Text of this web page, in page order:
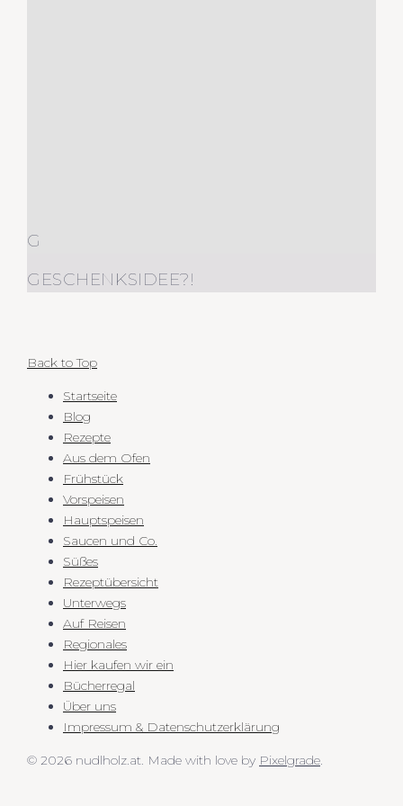
G
GESCHENKSIDEE?!
Back to Top
Startseite
Blog
Rezepte
Aus dem Ofen
Frühstück
Vorspeisen
Hauptspeisen
Saucen und Co.
Süßes
Rezeptübersicht
Unterwegs
Auf Reisen
Regionales
Hier kaufen wir ein
Bücherregal
Über uns
Impressum & Datenschutzerklärung
© 2026 nudlholz.at. Made with love by Pixelgrade.